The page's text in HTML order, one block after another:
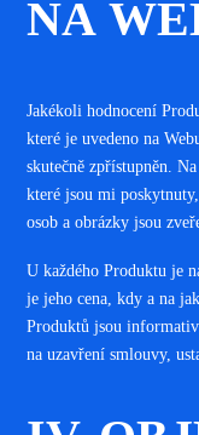
NA
Jakékoli hodnocení
které je uvedeno na
skutečně zpřístupněn.
které jsou mi
osob a obrázky jsou
U každého Produktu je
je jeho cena, kdy a na
Produktů jsou
na uzavření smlouvy,